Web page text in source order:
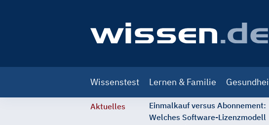
navigation
Wissenstest Lernen & Familie
Aktuelles
Einmalkauf versus Abonnement:
Welches Software-Lizenzmodell